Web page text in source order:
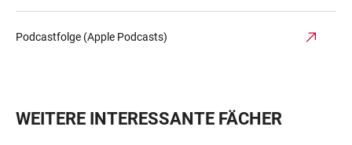
Podcastfolge (Apple Podcasts)
WEITERE INTERESSANTE FÄCHER